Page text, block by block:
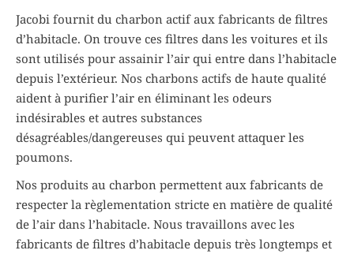
Jacobi fournit du charbon actif aux fabricants de filtres
d’habitacle. On trouve ces filtres dans les voitures et ils
sont utilisés pour assainir l’air qui entre dans l’habitacle
depuis l’extérieur. Nos charbons actifs de haute qualité
aident à purifier l’air en éliminant les odeurs
indésirables et autres substances
désagréables/dangereuses qui peuvent attaquer les
poumons.
Nos produits au charbon permettent aux fabricants de
respecter la règlementation stricte en matière de qualité
de l’air dans l’habitacle. Nous travaillons avec les
fabricants de filtres d’habitacle depuis très longtemps et